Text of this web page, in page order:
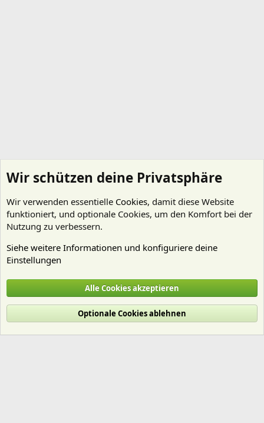
Cookies
Deutsch (Du)
Nutzungsbedingungen
Datenschutz Hilfe und Impressum
R
Wir schützen deine Privatsphäre
Wir verwenden essentielle Cookies, damit diese Website
funktioniert, und optionale Cookies, um den Komfort bei der
Nutzung zu verbessern.
Siehe weitere Informationen und konfiguriere deine
Einstellungen
Alle Cookies akzeptieren
Optionale Cookies ablehnen